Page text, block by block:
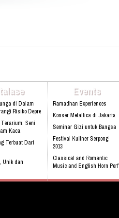
di Dalam
Risiko Depre
Seni
Kaca
Terbuat Dari
Unik dan
pertama
Events
Ramadhan Experiences
Konser Metallica di Jakarta
Seminar Gizi untuk Bangsa
Festival Kuliner Serpong
2013
Classical and Romantic
Music and English Horn Perf